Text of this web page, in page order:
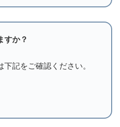
すか？
記をご確認ください。